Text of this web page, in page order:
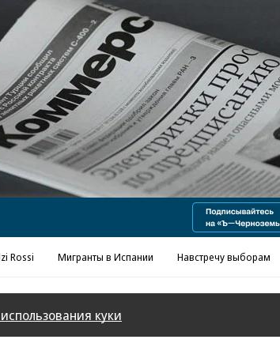
Реклама в «Ъ» www.kommersant.ru/ad
Rossi Мигранты в Испании Навстречу выборам
куки